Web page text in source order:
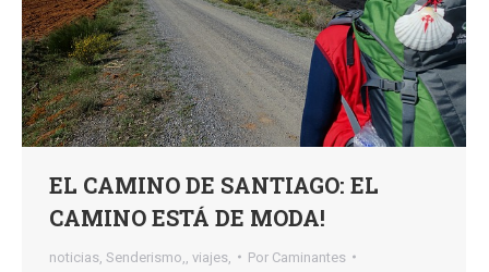
EL CAMINO DE SANTIAGO: EL
CAMINO ESTÁ DE MODA!
noticias Senderismo, viajes, Por Caminantes